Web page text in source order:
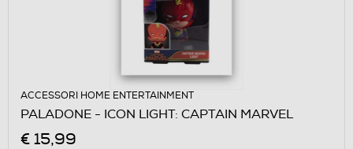
ACCESSORI HOME ENTERTAINMENT
PALADONE - ICON LIGHT: CAPTAIN MARVEL
€ 15,99